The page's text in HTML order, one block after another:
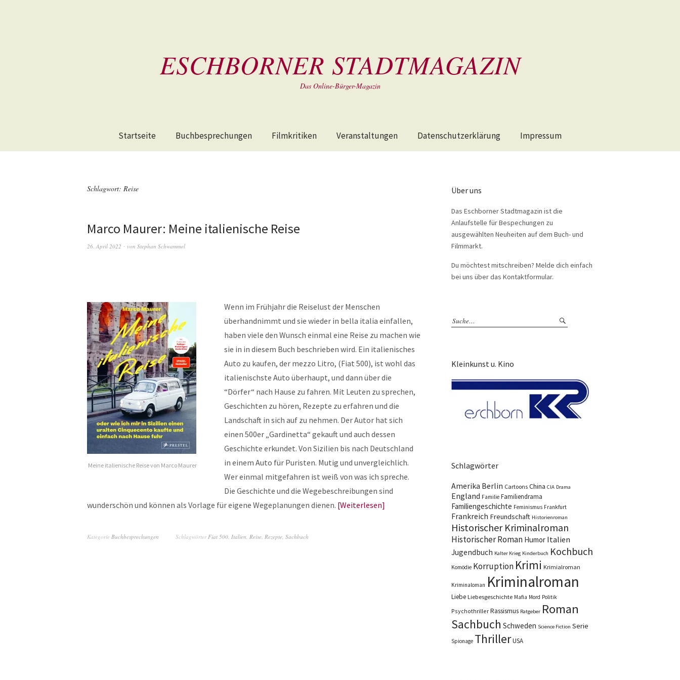
ESCHBORNER STADTMAGAZIN
Das Online-Bürger-Magazin
Startseite Buchbesprechungen Filmkritiken Veranstaltungen Datenschutzerklärung Impressum
Schlagwort: Reise
Marco Maurer: Meine italienische Reise
26. April 2022 von Stephan Schwammel
Meine italienische Reise von Marco Maurer
Wenn im Frühjahr die Reiselust der Menschen
überhandnimmt und sie wieder in bella italia einfallen,
haben viele den Wunsch einmal eine Reise zu machen wie
sie in in diesem Buch beschrieben wird. Ein italienisches
Auto zu kaufen, der mezzo Litro, (Fiat 500), ist wohl das
italienischste Auto überhaupt, und dann über die
“Dörfer“ nach Hause zu fahren. Mit Leuten zu sprechen,
Geschichten zu hören, Rezepte zu erfahren und die
Landschaft in sich auf zu nehmen. Der Autor hat sich
einen 500er „Gardinetta“ gekauft und auch dessen
Geschichte erkundet. Von Sizilien bis nach Deutschland
in einem Auto für Puristen. Mutig und unvergleichlich.
Wer einmal mitgefahren ist weiß von was ich spreche.
Die Geschichte und die Wegebeschreibungen sind
wunderschön und können als Vorlage für eigene Wegeplanungen dienen. Weiterlesen
Kategorie Buchbesprechungen SchlagwörterFiat 500, Italien, Reise, Rezepte, Sachbuch
Über uns
Das Eschborner Stadtmagazin ist die
Anlaufstelle für Bespechungen zu
ausgewählten Neuheiten auf dem Buch- und
Filmmarkt.
Du möchtest mitschreiben? Melde dich einfach
bei uns über das Kontaktformular.
Kleinkunst u. Kino
Schlagwörter
Amerika Berlin Cartoons China CIA Drama
England Familie Familiendrama
Familiengeschichte Feminismus Frankfurt
Frankreich Freundschaft Historienroman
Historischer Kriminalroman
Historischer Roman Humor Italien
Jugendbuch Kalter Krieg Kinderbuch Kochbuch
Komödie Korruption Krimi Krimialroman
Kriminaloman Kriminalroman
Liebe Liebesgeschichte Mafia Mord Politik
Psychothriller Rassismus Ratgeber Roman
Sachbuch Schweden Science Fiction Serie
Spionage ThrillerUSA